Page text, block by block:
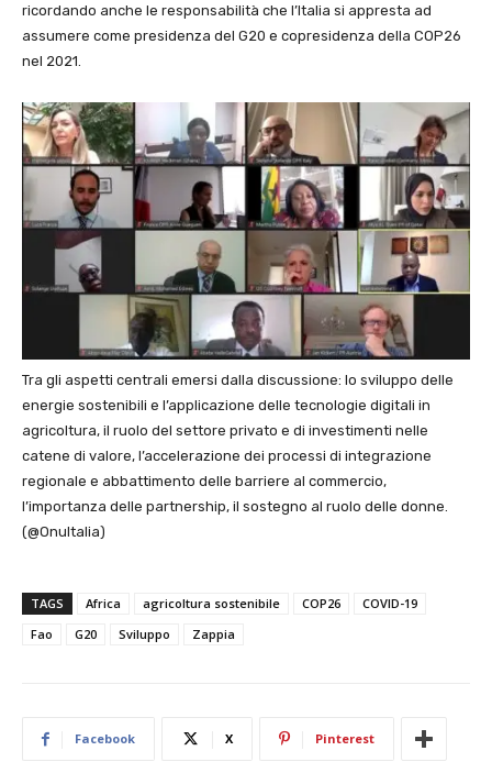
ricordando anche le responsabilità che l’Italia si appresta ad
assumere come presidenza del G20 e copresidenza della COP26
nel 2021.
Tra gli aspetti centrali emersi dalla discussione: lo sviluppo delle
energie sostenibili e l’applicazione delle tecnologie digitali in
agricoltura, il ruolo del settore privato e di investimenti nelle
catene di valore, l’accelerazione dei processi di integrazione
regionale e abbattimento delle barriere al commercio,
l’importanza delle partnership, il sostegno al ruolo delle donne.
(@OnuItalia)
TAGS Africa agricoltura sostenibile COP26
COVID-19
Fao
G20 Sviluppo Zappia
Facebook X Pinterest